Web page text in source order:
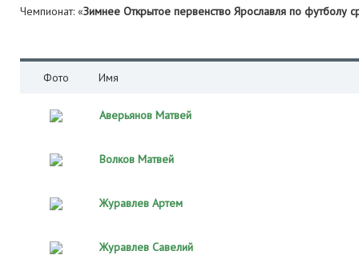
Чемпионат: «Зимнее Открытое первенство Ярославля по
Фото Имя
Аверьянов Матвей
Волков Матвей
Журавлев Артем
Журавлев Савелий